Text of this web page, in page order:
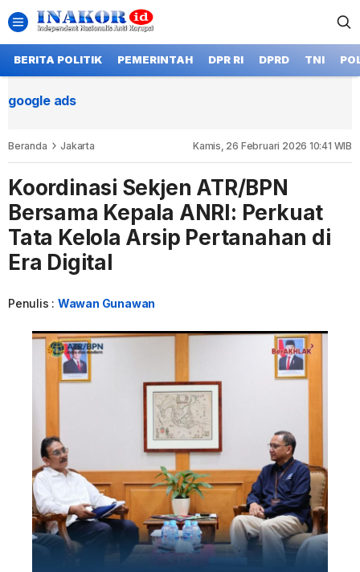
BERITA POLITIK PEMERINTAH DPR RI DPRD TNI
google ads
Beranda Jakarta Kamis, 26 Februari 2026 10:41 WIB
Koordinasi Sekjen ATR/BPN
Bersama Kepala ANRI: Perkuat
Tata Kelola Arsip Pertanahan di
Era Digital
Penulis : Wawan Gunawan